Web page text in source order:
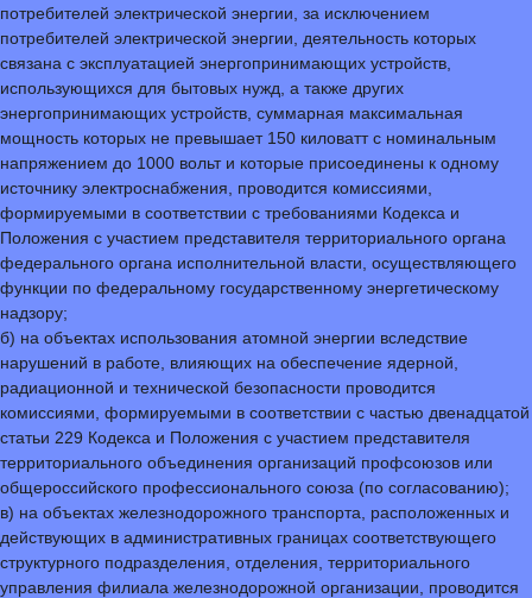
потребителей электрической энергии, за исключением
потребителей электрической энергии, деятельность которых
связана с эксплуатацией энергопринимающих устройств,
использующихся для бытовых нужд, а также других
энергопринимающих устройств, суммарная максимальная
мощность которых не превышает 150 киловатт с номинальным
напряжением до 1000 вольт и которые присоединены к одному
источнику электроснабжения, проводится комиссиями,
формируемыми в соответствии с требованиями Кодекса и
Положения с участием представителя территориального органа
федерального органа исполнительной власти, осуществляющего
функции по федеральному государственному энергетическому
надзору;
б) на объектах использования атомной энергии вследствие
нарушений в работе, влияющих на обеспечение ядерной,
радиационной и технической безопасности проводится
комиссиями, формируемыми в соответствии с частью двенадцатой
статьи 229 Кодекса и Положения с участием представителя
территориального объединения организаций профсоюзов или
общероссийского профессионального союза (по согласованию);
в) на объектах железнодорожного транспорта, расположенных и
действующих в административных границах соответствующего
структурного подразделения, отделения, территориального
управления филиала железнодорожной организации, проводится